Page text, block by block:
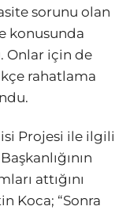
sorunu olan
konusunda
Onlar için de
rahatlama
Projesi ile ilgili
attığını
Koca; “Sonra